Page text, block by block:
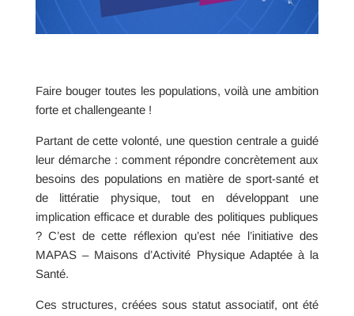
Faire bouger toutes les populations, voilà une ambition
forte et challengeante !
Partant de cette volonté, une question centrale a guidé
leur démarche : comment répondre concrètement aux
besoins des populations en matière de sport-santé et
de littératie physique, tout en développant une
implication efficace et durable des politiques publiques
? C’est de cette réflexion qu’est née l’initiative des
MAPAS – Maisons d’Activité Physique Adaptée à la
Santé.
Ces structures, créées sous statut associatif, ont été